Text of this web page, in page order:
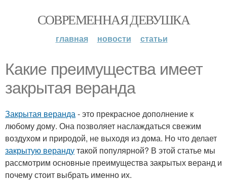
СОВРЕМЕННАЯ ДЕВУШКА
главная новости статьи
Какие преимущества имеет
закрытая веранда
Закрытая веранда- это прекрасное дополнение к
любому дому. Она позволяет наслаждаться свежим
воздухом и природой, не выходя из дома. Но что делает
закрытую верандутакой популярной? В этой статье мы
рассмотрим основные преимущества закрытых веранд и
почему стоит выбрать именно их.